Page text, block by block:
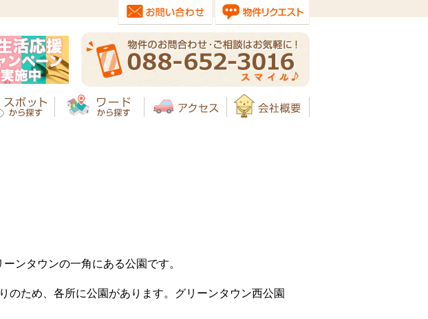
ンタウンの一角にある公園です。
ため、各所に公園があります。グリーンタウン西公園